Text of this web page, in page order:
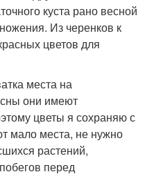
куста рано весной
Из черенков к
цветов для
места на
они имеют
цветы я сохраняю с
мало места, не нужно
растений,
перед